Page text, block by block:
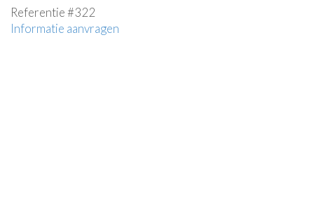
Referentie #322
Informatie aanvragen